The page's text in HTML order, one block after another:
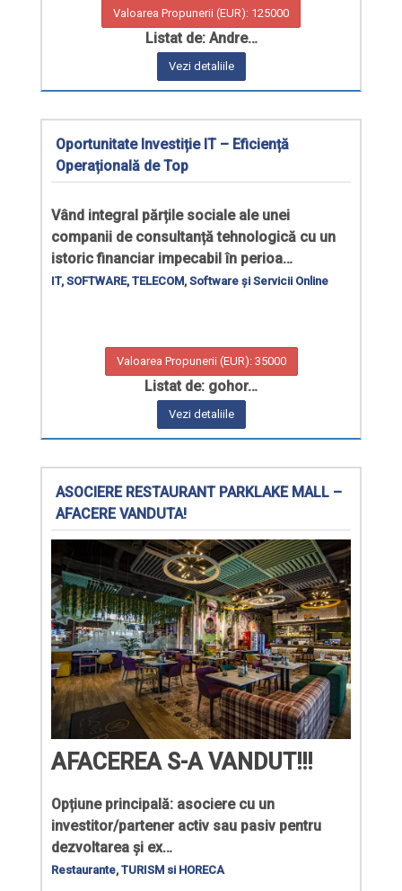
Valoarea Propunerii (EUR): 125000
Listat de: Andre…
Vezi detaliile
Oportunitate Investiție IT – Eficiență
Operațională de Top
Vând integral părțile sociale ale unei
companii de consultanță tehnologică cu un
istoric financiar impecabil în perioa…
IT, SOFTWARE, TELECOM, Software și Servicii Online
Valoarea Propunerii (EUR): 35000
Listat de: gohor…
Vezi detaliile
ASOCIERE RESTAURANT PARKLAKE MALL –
AFACERE VANDUTA!
AFACEREA S-A VANDUT!!!
Opțiune principală: asociere cu un
investitor/partener activ sau pasiv pentru
dezvoltarea și ex…
Restaurante, TURISM si HORECA